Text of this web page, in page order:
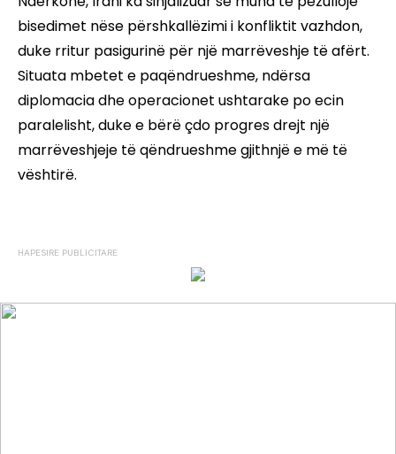
bisedimet nëse përshkallëzimi i konfliktit vazhdon,
duke rritur pasigurinë për një marrëveshje të afërt.
Situata mbetet e paqëndrueshme, ndërsa
diplomacia dhe operacionet ushtarake po ecin
paralelisht, duke e bërë çdo progres drejt një
marrëveshjeje të qëndrueshme gjithnjë e më të
vështirë.